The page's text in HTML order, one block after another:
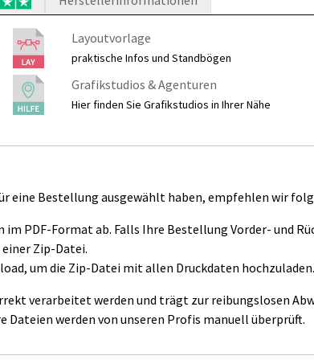
Layoutvorlage
praktische Infos und Standbögen
Grafikstudios & Agenturen
Hier finden Sie Grafikstudios in Ihrer Nähe
eine Bestellung ausgewählt haben, empfehlen wir
PDF-Format ab. Falls Ihre Bestellung Vorder- und
Zip-Datei.
um die Zip-Datei mit allen Druckdaten hochzuladen.
verarbeitet werden und trägt zur reibungslosen
werden von unseren Profis manuell überprüft.